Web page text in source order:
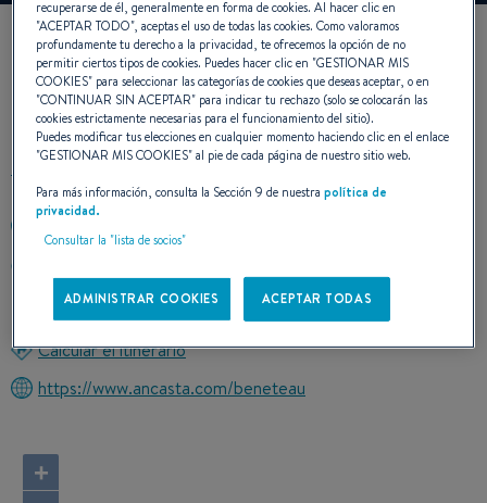
NUESTROS DATOS DE
CONTACTO
+44 (0)1489 854 455
SO31 1ZL SWANWICK- SOUTHAMPTON
Calcular el itinerario
https://www.ancasta.com/beneteau
+
recuperarse de él, generalmente en forma de cookies. Al hacer clic en
"ACEPTAR TODO", aceptas el uso de todas las cookies. Como valoramos
profundamente tu derecho a la privacidad, te ofrecemos la opción de no
permitir ciertos tipos de cookies. Puedes hacer clic en "GESTIONAR MIS
COOKIES" para seleccionar las categorías de cookies que deseas aceptar, o en
"CONTINUAR SIN ACEPTAR" para indicar tu rechazo (solo se colocarán las
cookies estrictamente necesarias para el funcionamiento del sitio).
Puedes modificar tus elecciones en cualquier momento haciendo clic en el enlace
"GESTIONAR MIS COOKIES" al pie de cada página de nuestro sitio web.
Para más información, consulta la Sección 9 de nuestrapolítica de
privacidad.
Consultar la "lista de socios"
ADMINISTRAR COOKIES ACEPTAR TODAS